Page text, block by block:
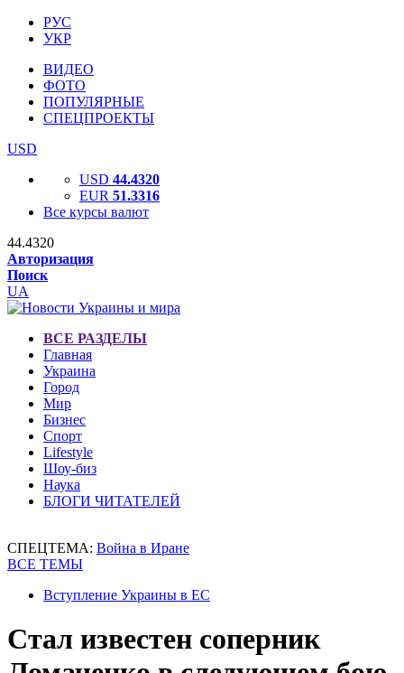
РУС
УКР
ВИДЕО
ФОТО
ПОПУЛЯРНЫЕ
СПЕЦПРОЕКТЫ
USD
USD 44.4320
EUR 51.3316
Все курсы валют
44.4320
Авторизация
Поиск
UA
ВСЕ РАЗДЕЛЫ
Главная
Украина
Город
Мир
Бизнес
Спорт
Lifestyle
Шоу-биз
Наука
БЛОГИ ЧИТАТЕЛЕЙ
СПЕЦТЕМА: Война в Иране
ВСЕ ТЕМЫ
Вступление Украины в ЕС
Стал известен соперник